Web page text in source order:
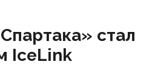
стал
IceLink